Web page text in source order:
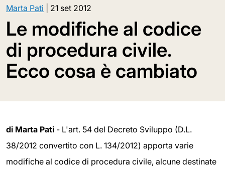
Marta Pati 21 set 2012
Le modifiche al codice
di procedura civile.
Ecco cosa è cambiato
di Marta Pati - L'art. 54 del Decreto Sviluppo (D.L.
38/2012 convertito con L. 134/2012) apporta varie
modifiche al codice di procedura civile, alcune destinate